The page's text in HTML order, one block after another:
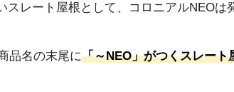
スレート屋根として、コロニアルNEOは
品名の末尾に「～NEO」がつくスレート